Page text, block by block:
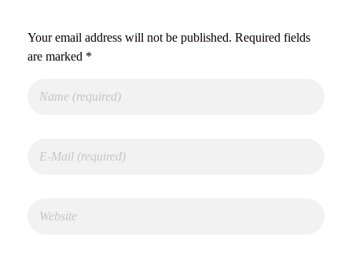
Your email address will not be published. Required fields
are marked *